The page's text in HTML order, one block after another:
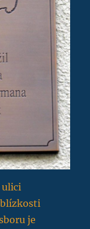
ulici
je